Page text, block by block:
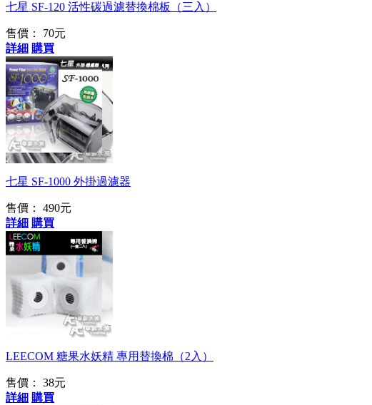
七星 SF-120 活性碳過濾替換棉板（三入）
售價：
70元
詳細 購買
再啟動免加水
七星 SF-1000 外掛過濾器
售價：
490元
詳細 購買
獨特雙層過濾設計
LEECOM 糖果水妖精 專用替換棉（2入）
售價：
38元
詳細 購買